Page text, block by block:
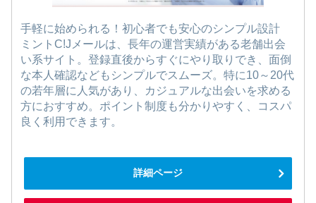
手軽に始められる！初心者でも安心のシンプル設計
ミントC!Jメールは、長年の運営実績がある老舗出会
い系サイト。登録直後からすぐにやり取りでき、面倒
な本人確認などもシンプルでスムーズ。特に10～20代
の若年層に人気があり、カジュアルな出会いを求める
方におすすめ。ポイント制度も分かりやすく、コスパ
良く利用できます。
詳細ページ